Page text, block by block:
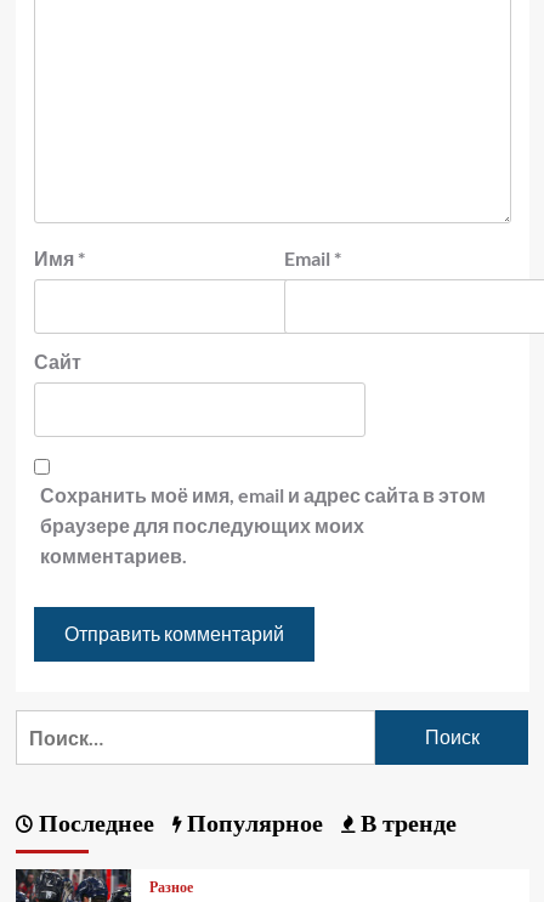
Имя * Email *
Сайт
Сохранить моё имя, email и адрес сайта в этом
браузере для последующих моих
комментариев.
Последнее Популярное В тренде
Разное